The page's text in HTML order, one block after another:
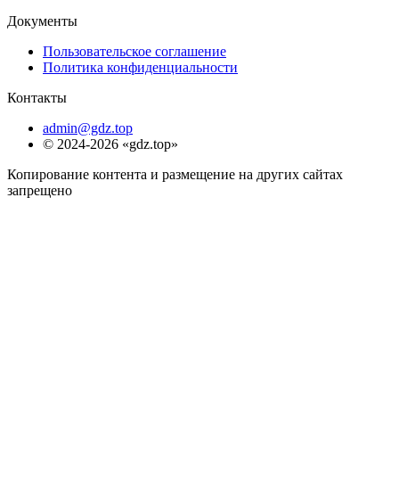
Документы
Пользовательское соглашение
Политика конфиденциальности
Контакты
admin@gdz.top
© 2024-2026 «gdz.top»
Копирование контента и размещение на других сайтах
запрещено